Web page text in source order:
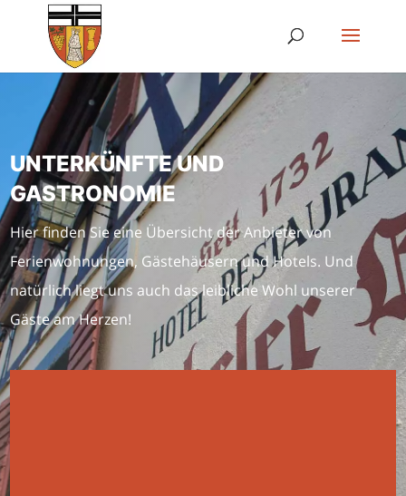
UNTERKÜNFTE UND
GASTRONOMIE
Hier finden Sie eine Übersicht der Anbieter von
Ferienwohnungen, Gästehäusern und Hotels. Und
natürlich liegt uns auch das leibliche Wohl unserer
Gäste am Herzen!